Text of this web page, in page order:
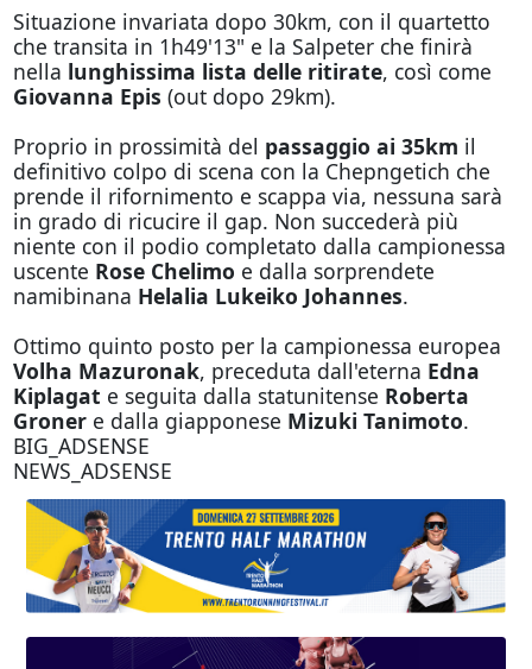
Situazione invariata dopo 30km, con il quartetto
che transita in 1h49'13" e la Salpeter che finirà
nella lunghissima lista delle ritirate, così come
Giovanna Epis (out dopo 29km).
Proprio in prossimità del passaggio ai 35km il
definitivo colpo di scena con la Chepngetich che
prende il rifornimento e scappa via, nessuna sarà
in grado di ricucire il gap. Non succederà più
niente con il podio completato dalla campionessa
uscente Rose Chelimo e dalla sorprendete
namibinana Helalia Lukeiko Johannes.
Ottimo quinto posto per la campionessa europea
Volha Mazuronak, preceduta dall'eterna Edna
Kiplagat e seguita dalla statunitense Roberta
Gronere dalla giapponese Mizuki Tanimoto.
BIG_ADSENSE
NEWS_ADSENSE